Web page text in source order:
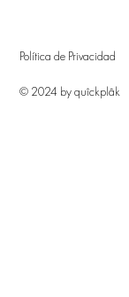
Política de Privacidad
© 2024 by quîckplâk